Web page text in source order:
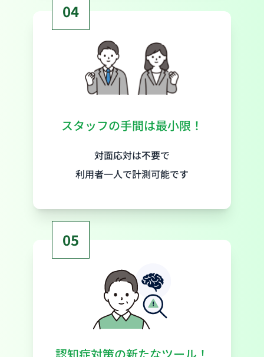
04
スタッフの手間は最小限！
対面応対は不要で
利用者一人で計測可能です
05